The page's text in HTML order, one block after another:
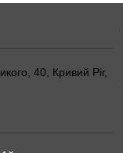
40, Кривий Ріг,